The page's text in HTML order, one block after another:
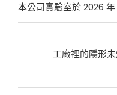
本公司實驗室於 2026
工廠裡的隱形